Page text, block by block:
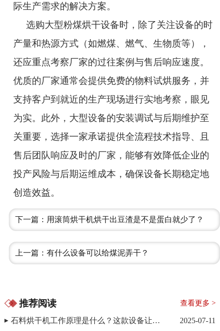
际生产需求的解决方案。
选购大型粉煤烘干设备时，除了关注设备的时
产量和热源方式（如燃煤、燃气、生物质等），
还应重点考察厂家的过往案例与售后响应速度。
优质的厂家通常会提供免费的物料试烘服务，并
支持客户到就近的生产现场进行实地考察，眼见
为实。此外，大型设备的安装调试与后期维护至
关重要，选择一家承诺提供全流程技术指导、且
售后团队响应及时的厂家，能够有效降低企业的
投产风险与后期运维成本，确保设备长期稳定地
创造效益。
下一篇：用滚筒烘干机烘干出豆渣是不是蛋白就少了？
上一篇：有什么设备可以给煤泥弄干？
推荐阅读 查看更多 >
石料烘干机工作原理是什么？这款设备让石料干燥更简单
2025-07-11